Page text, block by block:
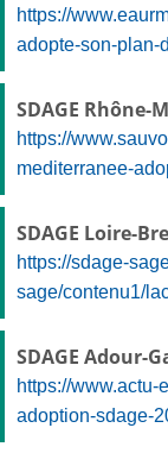
https://
adopte-son-plan-
SDAGE Rhône-
https://
mediterranee-
SDAGE Loire-
https://sdage-
sage/contenu1/
SDAGE Adour-
https://
adoption-sdage-